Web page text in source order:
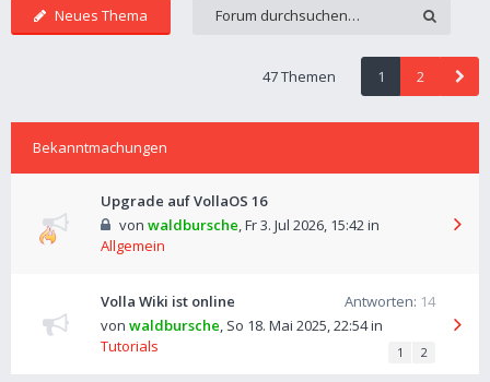
Neues Thema
47 Themen 1 2
Bekanntmachungen
Upgrade auf VollaOS 16
von waldbursche,Fr 3. Jul 2026, 15:42in
Allgemein
Volla Wiki ist online Antworten: 14
von waldbursche, So 18. Mai 2025, 22:54in
Tutorials
1 2